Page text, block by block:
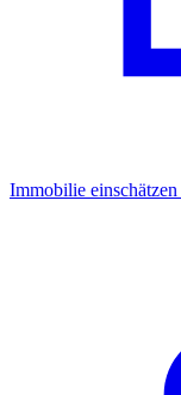
Immobilie einschätzen